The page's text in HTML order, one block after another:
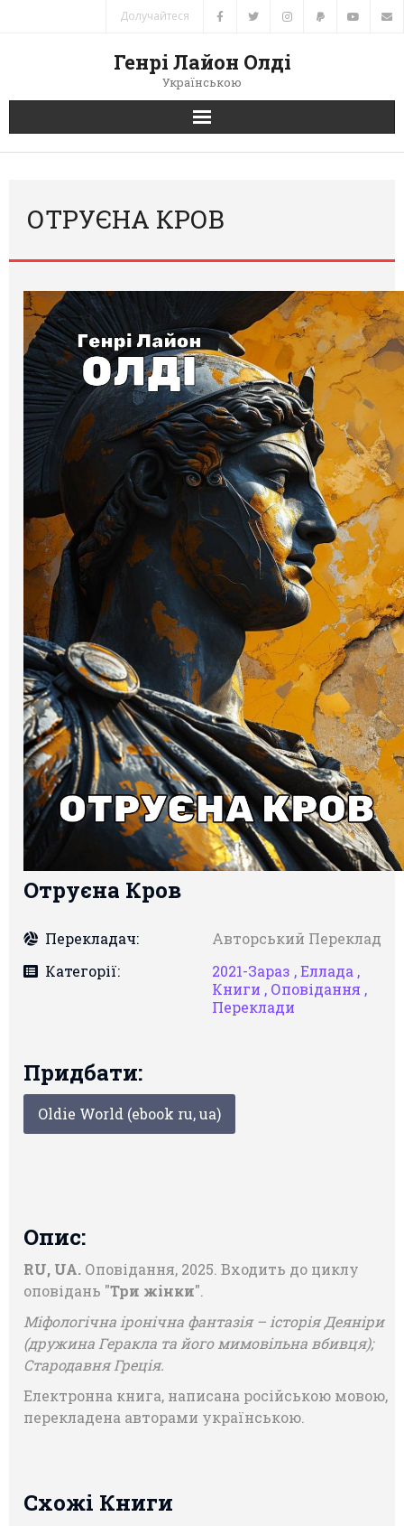
Долучайтеся
Генрі Лайон Олді
Українською
Головна
Книги
Переклади
Зв’язок
Галерея
ОТРУЄНА КРОВ
Отруєна Кров
Перекладач:
Авторський Переклад
Категорії:
2021-Зараз ,Еллада ,
Книги , Оповідання ,
Переклади
Придбати:
Oldie World (ebook ru, ua)
Опис:
RU, UA. Оповідання, 2025. Входить до циклу
оповідань "Три жінки".
Міфологічна іронічна фантазія – історія Деяніри
(дружина Геракла та його мимовільна вбивця);
Стародавня Греція.
Електронна книга, написана російською мовою,
перекладена авторами українською.
Схожі Книги